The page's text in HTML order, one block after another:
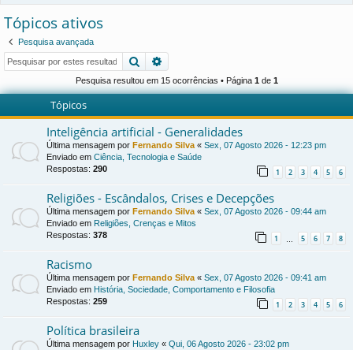
rá
pi
d
ns
r
ra
s
a
Tópicos ativos
Pesquisa avançada
Pesquisar
Pesquisa resultou em 15 ocorrências • Página 1de 1
Tópicos
Inteligência artificial - Generalidades
Última mensagem por Fernando Silva « Sex, 07 Agosto 2026 - 12:23 pm
Enviado em Ciência, Tecnologia e Saúde
Respostas: 290 1 2 3 4 5 6
Religiões - Escândalos, Crises e Decepções
Última mensagem por Fernando Silva « Sex, 07 Agosto 2026 - 09:44 am
Enviado em Religiões, Crenças e Mitos
Respostas: 378 1 5 6 7 8
Racismo
Última mensagem por Fernando Silva « Sex, 07 Agosto 2026 - 09:41 am
Enviado em História, Sociedade, Comportamento e Filosofia
Respostas: 259 1 2 3 4 5 6
Política brasileira
Última mensagem por Huxley « Qui, 06 Agosto 2026 - 23:02 pm